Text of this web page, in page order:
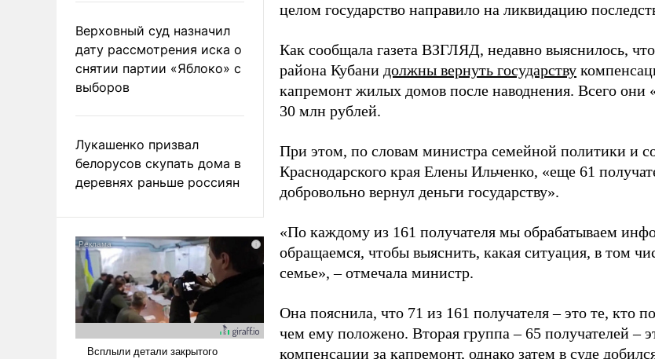
Верховный суд назначил
дату рассмотрения иска о
снятии партии «Яблоко» с
выборов
Лукашенко призвал
белорусов скупать дома в
деревнях раньше россиян
целом государство направило на ликвидацию
Как сообщала газета ВЗГЛЯД, недавно выяснилось,
района Кубани должны вернуть государству
капремонт жилых домов после наводнения. Всего они
30 млн рублей.
При этом, по словам министра семейной политики и
Краснодарского края Елены Ильченко, «еще 61
добровольно вернул деньги государству».
«По каждому из 161 получателя мы обрабатываем
обращаемся, чтобы выяснить, какая ситуация, в том
семье», – отмечала министр.
Она пояснила, что 71 из 161 получателя – это те, кто
чем ему положено. Вторая группа – 65 получателей –
компенсации за капремонт, однако затем в суде